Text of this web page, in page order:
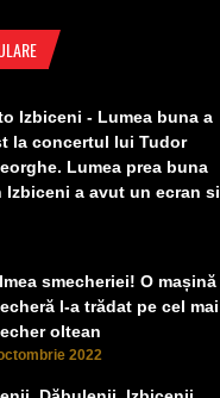
Izbiceni - Lumea buna a
la concertul lui Tudor
Lumea prea buna
Izbiceni a avut un ecran si
smecheriei! O mașină
l-a trădat pe cel mai
oltean
2022